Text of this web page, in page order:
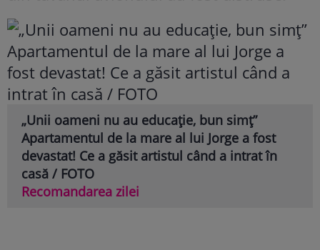
„Unii oameni nu au educație, bun simț”
Apartamentul de la mare al lui Jorge a fost
devastat! Ce a găsit artistul când a intrat în
casă / FOTO
Recomandarea zilei